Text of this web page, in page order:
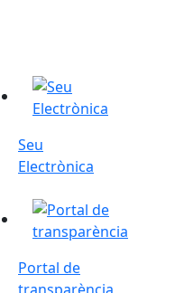
Seu Electrònica
Seu
Electrònica
Portal de transparència
Portal de